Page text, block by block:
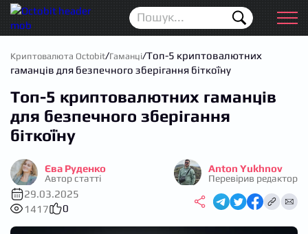
Новини
Для початківців
Криптовалюта
Біржі
Трейдинг
Гаманці
Криптовалюта Octobit/Гаманці/Топ-5 криптовалютних
гаманців для безпечного зберігання біткоїну
Топ-5 криптовалютних гаманців
для безпечного зберігання
біткоїну
Єва Руденко
Автор статті
Anton Yukhnov
Перевірив редактор
29.03.2025
1417
0